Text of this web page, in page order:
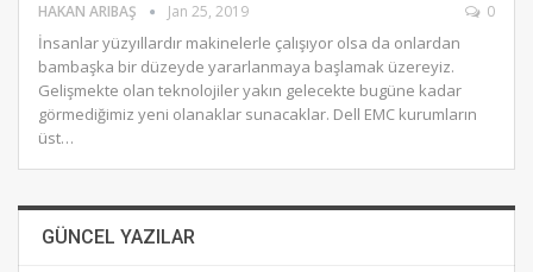
HAKAN ARIBAŞ Jan 25, 2019 0
İnsanlar yüzyıllardır makinelerle çalışıyor olsa da onlardan
bambaşka bir düzeyde yararlanmaya başlamak üzereyiz.
Gelişmekte olan teknolojiler yakın gelecekte bugüne kadar
görmediğimiz yeni olanaklar sunacaklar. Dell EMC kurumların
üst…
GÜNCEL YAZILAR